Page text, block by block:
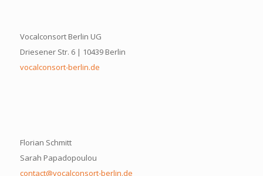
Vocalconsort Berlin UG
Driesener Str. 6 | 10439 Berlin
vocalconsort-berlin.de
Florian Schmitt
Sarah Papadopoulou
contact@vocalconsort-berlin.de